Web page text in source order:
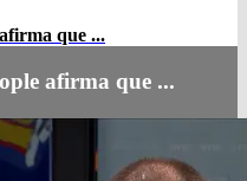
que ...
afirma que ...